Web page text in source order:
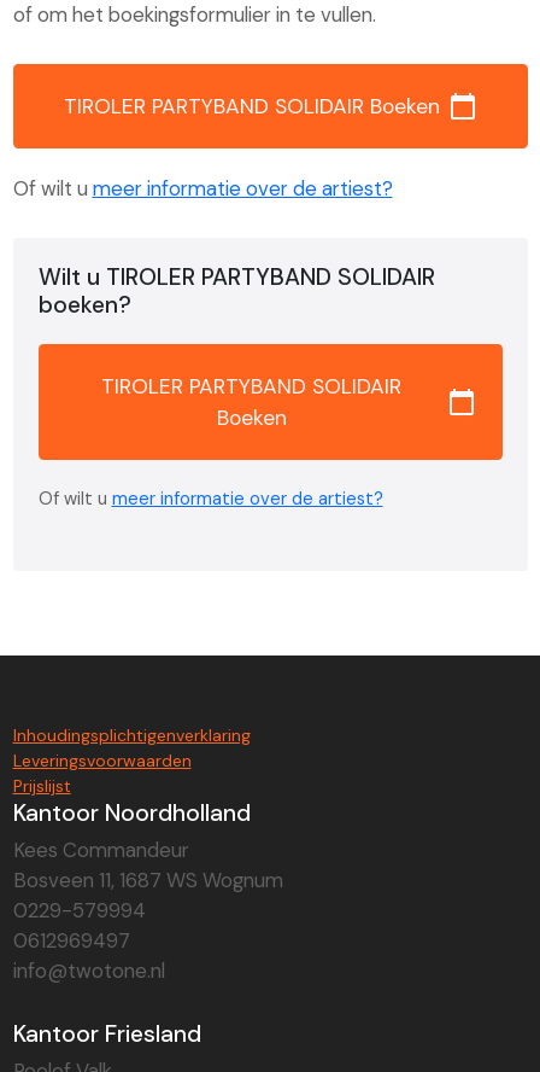
of om het boekingsformulier in te vullen.
TIROLER PARTYBAND SOLIDAIR Boeken calendar_today
Of wilt u meer informatie over de artiest?
Wilt u TIROLER PARTYBAND SOLIDAIR
boeken?
TIROLER PARTYBAND SOLIDAIR
Boeken
calendar_today
Of wilt u meer informatie over de artiest?
Inhoudingsplichtigenverklaring
Leveringsvoorwaarden
Prijslijst
Kantoor Noordholland
Kees Commandeur
Bosveen 11, 1687 WS Wognum
0229-579994
0612969497
info@twotone.nl
Kantoor Friesland